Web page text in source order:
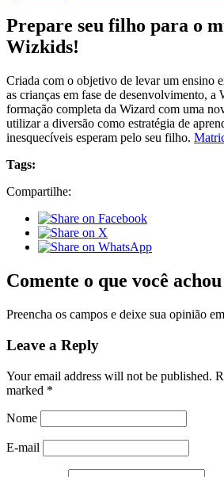
Prepare seu filho para o
Wizkids!
Criada com o objetivo de levar um ensino
as crianças em fase de desenvolvimento, a
formação completa da Wizard com uma
utilizar a diversão como estratégia de
inesquecíveis esperam pelo seu filho.
Tags:
Compartilhe:
Comente o que você achou
Preencha os campos e deixe sua opinião
Leave a Reply
Your email address will not be published.
marked *
Nome
E-mail